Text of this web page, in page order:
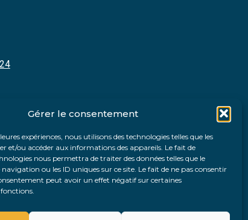
Gérer le consentement
expériences, nous utilisons des technologies telles que les
et/ou accéder aux informations des appareils. Le fait de
nous permettra de traiter des données telles que le
ou les ID uniques sur ce site. Le fait de ne pas consentir
peut avoir un effet négatif sur certaines